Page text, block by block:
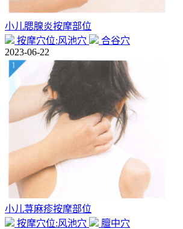
小儿腮腺炎按摩部位
按摩穴位:风池穴
合谷穴
2023-06-22
小儿荨麻疹按摩部位
按摩穴位:风池穴
膻中穴